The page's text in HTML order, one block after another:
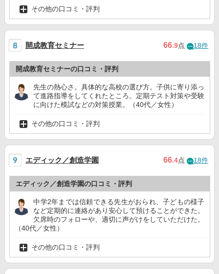
その他の口コミ・評判
開成教育セミナー 66.9点 18件
開成教育セミナーの口コミ・評判
先生の熱心さ。具体的な高校の選び方。子供に寄り添っ
て進路指導をしてくれたところ。定期テスト対策や受験
に向けた模試などの対策授業。（40代／女性）
その他の口コミ・評判
エディック／創造学園 66.4点 18件
エディック／創造学園の口コミ・評判
中学2年までは信頼できる先生がおられ、子どもの様子
など定期的に連絡があり安心して預けることができた。
欠席時のフォローや、適切に声がけをしていただけた。
（40代／女性）
その他の口コミ・評判